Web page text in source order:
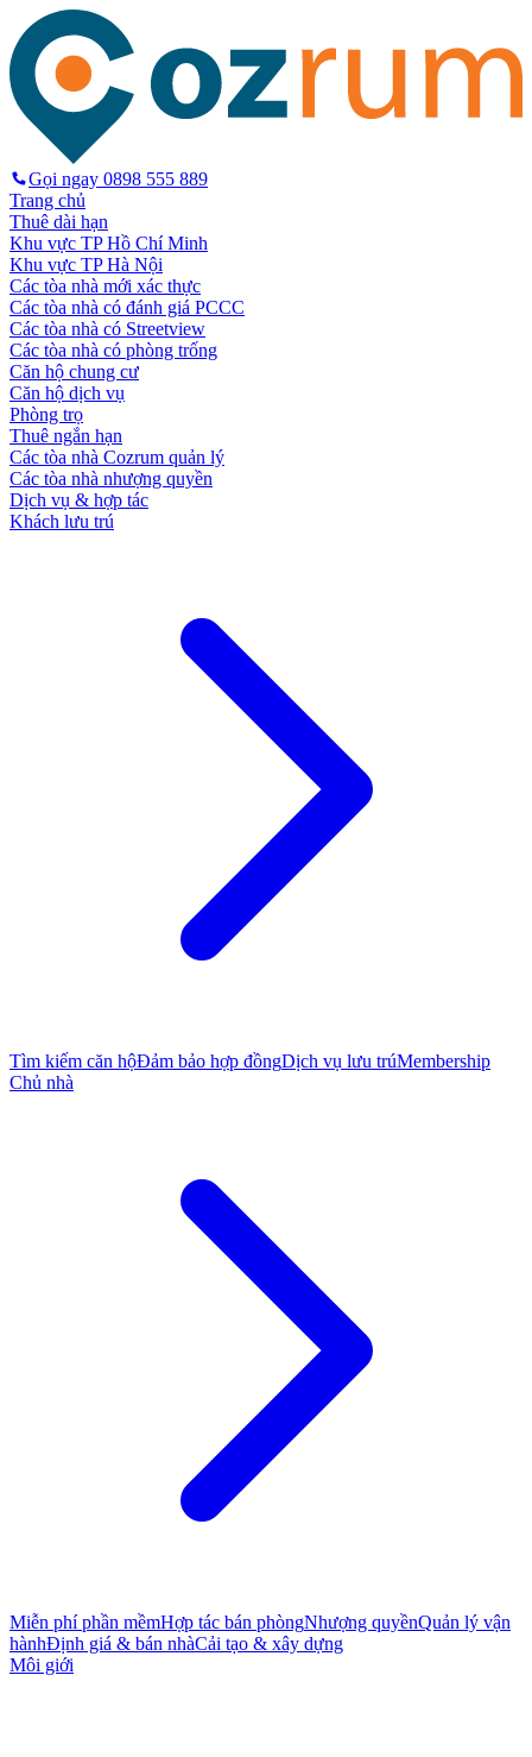
Gọi ngay 0898 555 889
Trang chủ
Thuê dài hạn
Khu vực TP Hồ Chí Minh
Khu vực TP Hà Nội
Các tòa nhà mới xác thực
Các tòa nhà có đánh giá PCCC
Các tòa nhà có Streetview
Các tòa nhà có phòng trống
Căn hộ chung cư
Căn hộ dịch vụ
Phòng trọ
Thuê ngắn hạn
Các tòa nhà Cozrum quản lý
Các tòa nhà nhượng quyền
Dịch vụ & hợp tác
Khách lưu trú
Tìm kiếm căn hộĐảm bảo hợp đồngDịch vụ lưu trúMembership
Chủ nhà
Miễn phí phần mềmHợp tác bán phòngNhượng quyềnQuản lý vận
hànhĐịnh giá & bán nhàCải tạo & xây dựng
Môi giới